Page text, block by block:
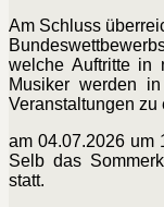
Am Schluss
welche Auftritte in
Musiker werden
Veranstaltungen zu
am 04.07.2026 um
Selb das
statt.